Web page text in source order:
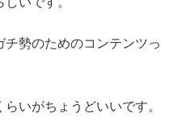
勢のためのコンテンツっ
いがちょうどいいです。